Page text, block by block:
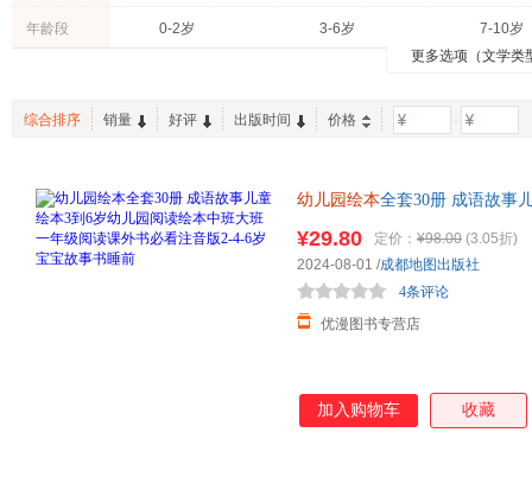
年龄段 0-2岁 3-6岁
7-10岁
更多选项（文学类
综合排序 销量 好评 出版时间 价格 -
幼儿园绘本全套30册 成语故事
¥29.80 定价： ¥98.00 (3.05折)
优漫图书专营店
4条评论
2024-08-01 /成都地图出版社
加入购物车 收藏